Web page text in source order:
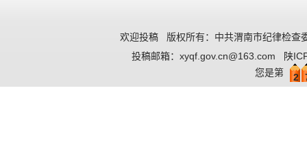
欢迎投稿 版权所有：中共渭南市纪律检查
投稿邮箱： xyqf.gov.cn@163.com
陕
您是第